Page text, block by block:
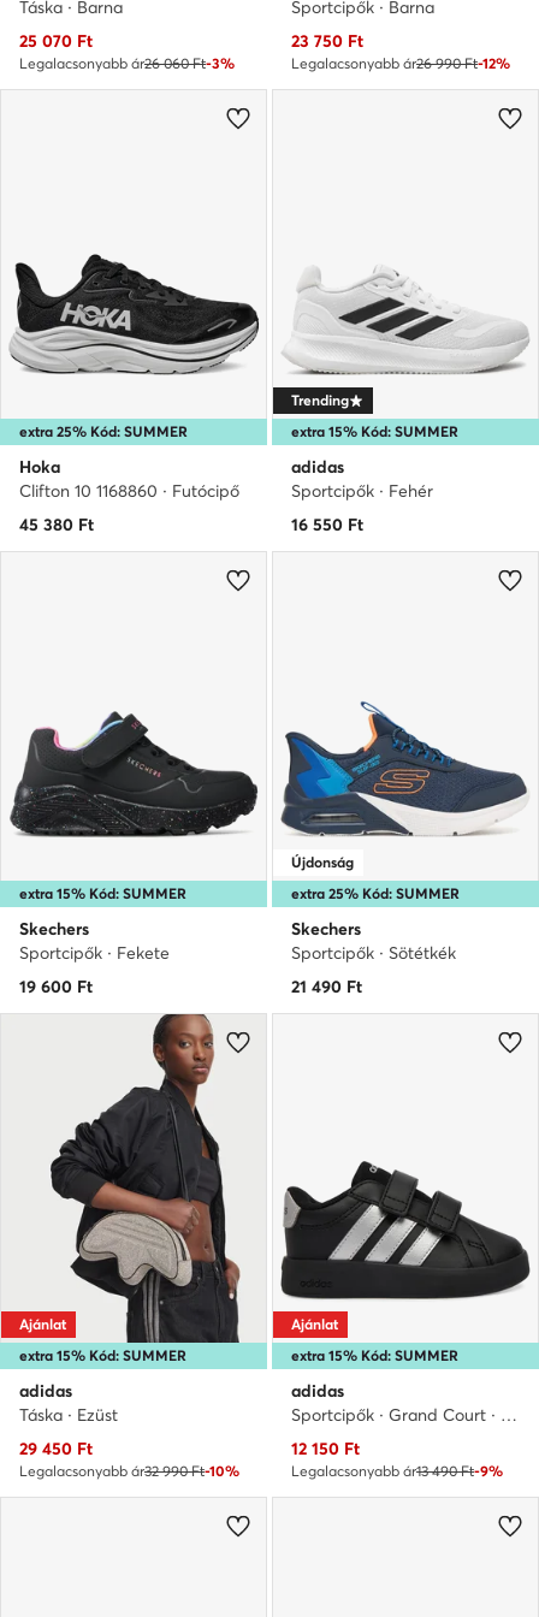
Táska · Barna
Aktuális ár
25 070 Ft
Legalacsonyabb ár26 060 Ft-3%
Sportcipők · Barna
Aktuális ár
23 750 Ft
Legalacsonyabb ár26 990 Ft-12%
extra 25% Kód: SUMMER
Hoka
Clifton 10 1168860 · Futócipő
45 380 Ft
extra 15% Kód: SUMMER
Trending
adidas
Sportcipők · Fehér
16 550 Ft
extra 15% Kód: SUMMER
Skechers
Sportcipők · Fekete
19 600 Ft
extra 25% Kód: SUMMER
Újdonság
Skechers
Sportcipők · Sötétkék
21 490 Ft
extra 15% Kód: SUMMER
Ajánlat
adidas
Táska · Ezüst
Aktuális ár
29 450 Ft
Legalacsonyabb ár32 990 Ft-10%
extra 15% Kód: SUMMER
Ajánlat
adidas
Sportcipők · Grand Court · Fekete
Aktuális ár
12 150 Ft
Legalacsonyabb ár13 490 Ft-9%